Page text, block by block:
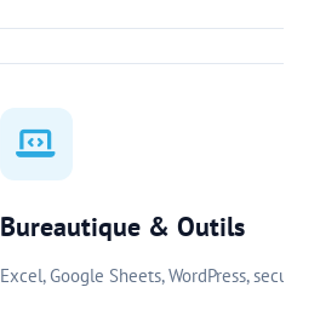
Bureautique & Outils
Excel, Google Sheets, WordPress,